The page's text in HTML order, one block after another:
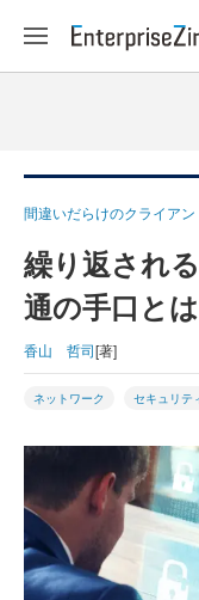
間違いだらけのクライア
繰り返され
通の手口と
香山 哲司[著]
ネットワーク セキュリテ